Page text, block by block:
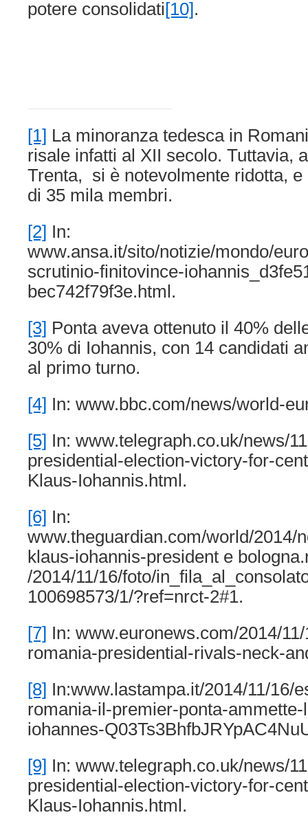
potere consolidati [10].
[1] La minoranza tedesca in
risale infatti al XII secolo. Tuttavia,
Trenta, si è notevolmente ridotta, e
di 35 mila membri.
[2] In:
www.ansa.it/sito/notizie/mondo/
scrutinio-finitovince-
bec742f79f3e.html.
[3] Ponta aveva ottenuto il 40%
30% di Iohannis, con 14 candidati
al primo turno.
[4] In: www.bbc.com/news/world-
[5] In: www.telegraph.co.uk/news/
presidential-election-victory-for-
Klaus-Iohannis.html.
[6] In:
www.theguardian.com/world/2014/
klaus-iohannis-president e
/2014/11/16/foto/
100698573/1/?ref=nrct-2#1.
[7] In: www.euronews.com/2014/
romania-presidential-rivals-neck-
[8] In:www.lastampa.it/2014/11/16/
romania-il-premier-ponta-
iohannes-
[9] In: www.telegraph.co.uk/news/
presidential-election-victory-for-
Klaus-Iohannis.html.